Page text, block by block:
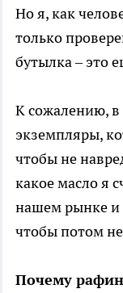
Но я, как
только
бутылка – это
К сожалению, в
экземпляры,
чтобы не
какое масло я
нашем рынке и
чтобы потом
Почему